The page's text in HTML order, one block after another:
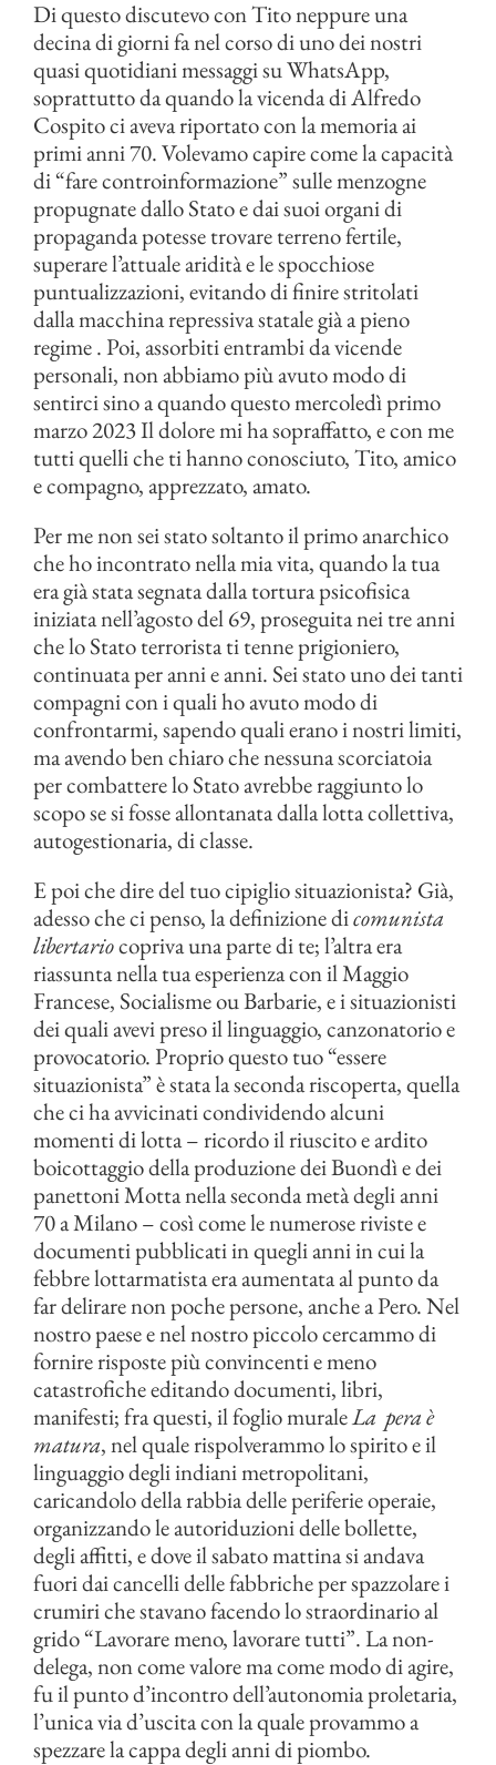
Di questo discutevo con Tito neppure una
decina di giorni fa nel corso di uno dei nostri
quasi quotidiani messaggi su WhatsApp,
soprattutto da quando la vicenda di Alfredo
Cospito ci aveva riportato con la memoria ai
primi anni 70. Volevamo capire come la capacità
di “fare controinformazione” sulle menzogne
propugnate dallo Stato e dai suoi organi di
propaganda potesse trovare terreno fertile,
superare l’attuale aridità e le spocchiose
puntualizzazioni, evitando di finire stritolati
dalla macchina repressiva statale già a pieno
regime . Poi, assorbiti entrambi da vicende
personali, non abbiamo più avuto modo di
sentirci sino a quando questo mercoledì primo
marzo 2023 Il dolore mi ha sopraffatto, e con me
tutti quelli che ti hanno conosciuto, Tito, amico
e compagno, apprezzato, amato.
Per me non sei stato soltanto il primo anarchico
che ho incontrato nella mia vita, quando la tua
era già stata segnata dalla tortura psicofisica
iniziata nell’agosto del 69, proseguita nei tre anni
che lo Stato terrorista ti tenne prigioniero,
continuata per anni e anni. Sei stato uno dei tanti
compagni con i quali ho avuto modo di
confrontarmi, sapendo quali erano i nostri limiti,
ma avendo ben chiaro che nessuna scorciatoia
per combattere lo Stato avrebbe raggiunto lo
scopo se si fosse allontanata dalla lotta collettiva,
autogestionaria, di classe.
E poi che dire del tuo cipiglio situazionista? Già,
adesso che ci penso, la definizione dicomunista
libertariocopriva una parte di te; l’altra era
riassunta nella tua esperienza con il Maggio
Francese, Socialisme ou Barbarie, e i situazionisti
dei quali avevi preso il linguaggio, canzonatorio e
provocatorio. Proprio questo tuo “essere
situazionista” è stata la seconda riscoperta, quella
che ci ha avvicinati condividendo alcuni
momenti di lotta – ricordo il riuscito e ardito
boicottaggio della produzione dei Buondì e dei
panettoni Motta nella seconda metà degli anni
70 a Milano – così come le numerose riviste e
documenti pubblicati in quegli anni in cui la
febbre lottarmatista era aumentata al punto da
far delirare non poche persone, anche a Pero. Nel
nostro paese e nel nostro piccolo cercammo di
fornire risposte più convincenti e meno
catastrofiche editando documenti, libri,
manifesti; fra questi, il foglio muraleLa pera è
matura, nel quale rispolverammo lo spirito e il
linguaggio degli indiani metropolitani,
caricandolo della rabbia delle periferie operaie,
organizzando le autoriduzioni delle bollette,
degli affitti, e dove il sabato mattina si andava
fuori dai cancelli delle fabbriche per spazzolare i
crumiri che stavano facendo lo straordinario al
grido “Lavorare meno, lavorare tutti”. La non-
delega, non come valore ma come modo di agire,
fu il punto d’incontro dell’autonomia proletaria,
l’unica via d’uscita con la quale provammo a
spezzare la cappa degli anni di piombo.